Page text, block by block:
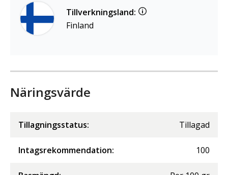
Tillverkningsland:
Finland
Näringsvärde
Tillagningsstatus: Tillagad
Intagsrekommendation: 100